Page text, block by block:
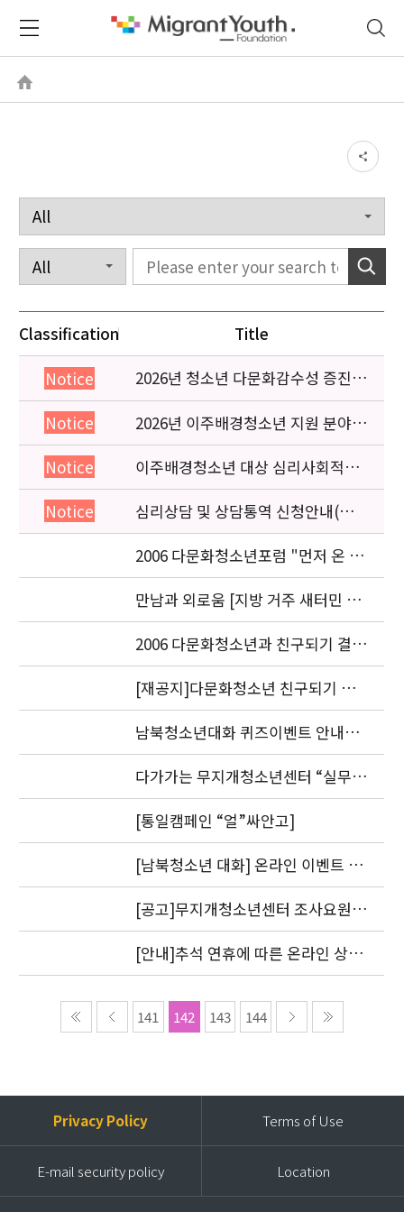
Classification Title
Notice
2026년 청소년 다문화감수성 증진
프로그램 「다가감」신청기관 안내
Notice
2026년 이주배경청소년 지원 분야
종사자 역량강화 교육 일정 안내
Notice
이주배경청소년 대상 심리사회적응
검사 연수동영상 개편 안내
Notice
심리상담 및 상담통역 신청안내(의뢰
서첨부)
2006 다문화청소년포럼 "먼저 온 미
래" 개최 안내
만남과 외로움 [지방 거주 새터민 청
소년의 적응과 과제] 세미나.
2006 다문화청소년과 친구되기 결과
발표 안내
[재공지]다문화청소년 친구되기 공
모전 결과발표 연기 안내
남북청소년대화 퀴즈이벤트 안내입
니다.
다가가는 무지개청소년센터 “실무자
워크숍” 안내 및 신청
[통일캠페인 “얼”싸안고]
[남북청소년 대화] 온라인 이벤트 1
차 도토리를 지급했습니다.
[공고]무지개청소년센터 조사요원
모집
[안내]추석 연휴에 따른 온라인 상담
답변 처리 방침
141 142 143 144
Privacy Policy Terms of Use
E-mail security policy Location